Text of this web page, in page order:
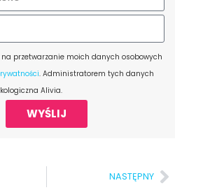
przetwarzanie moich danych osobowych
. Administratorem tych danych
Alivia.
WYŚLIJ
NASTĘPNY